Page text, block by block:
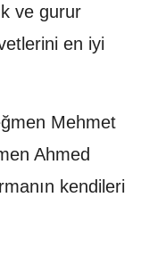
ve gurur
en iyi
Mehmet
Ahmed
kendileri